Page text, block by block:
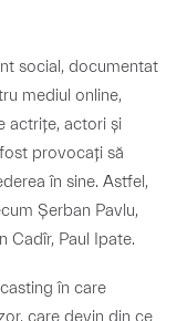
social, documentat
mediul online,
actrițe, actori și
provocați să
în sine. Astfel,
Șerban Pavlu,
Cadîr, Paul Ipate.
în care
care devin din ce